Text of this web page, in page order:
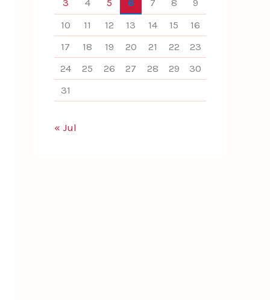
3
4 5 6 7 8
9
10
11 12 13 14 15
16
17
18 19 20 21 22
23
24
25 26 27 28 29
30
31
« Jul